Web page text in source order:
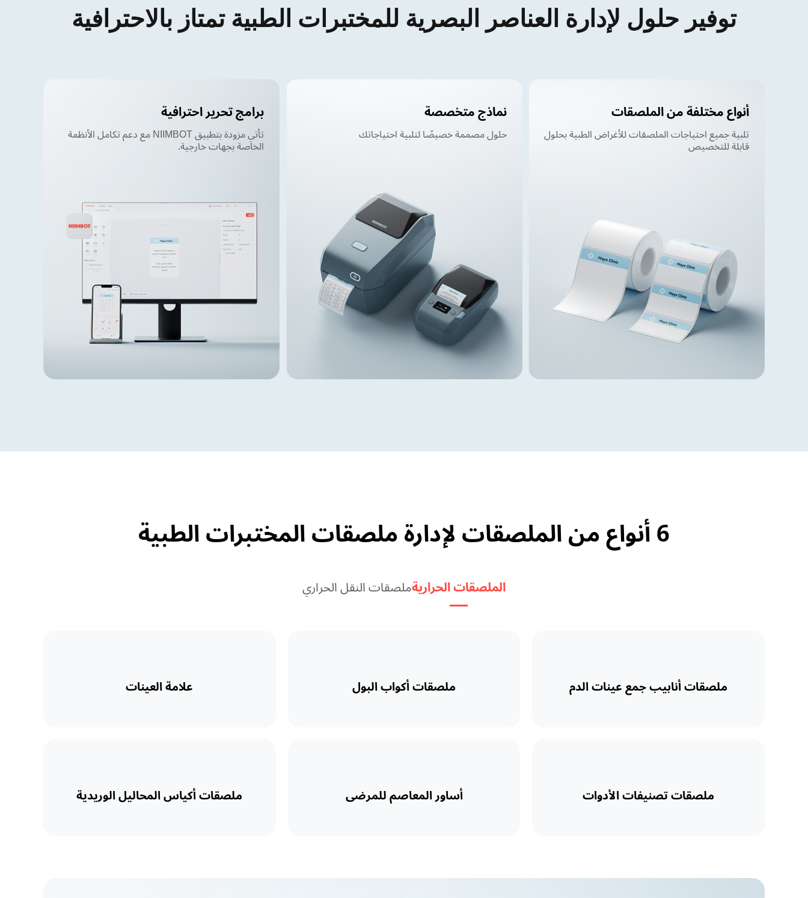
توفير حلول لإدارة العناصر البصرية للمختبرات الطبية تمتاز بالاحترافية
أنواع مختلفة من الملصقات
تلبية جميع احتياجات الملصقات للأغراض الطبية بحلول
قابلة للتخصيص
نماذج متخصصة
حلول مصممة خصيصًا لتلبية احتياجاتك
برامج تحرير احترافية
تأتي مزودة بتطبيق NIIMBOT مع دعم تكامل الأنظمة
الخاصة بجهات خارجية.
6 أنواع من الملصقات لإدارة ملصقات المختبرات الطبية
الملصقات الحراريةملصقات النقل الحراري
ملصقات أنابيب جمع عينات الدم ملصقات أكواب البول علامة العينات
ملصقات تصنيفات الأدوات أساور المعاصم للمرضى ملصقات أكياس المحاليل الوريدية